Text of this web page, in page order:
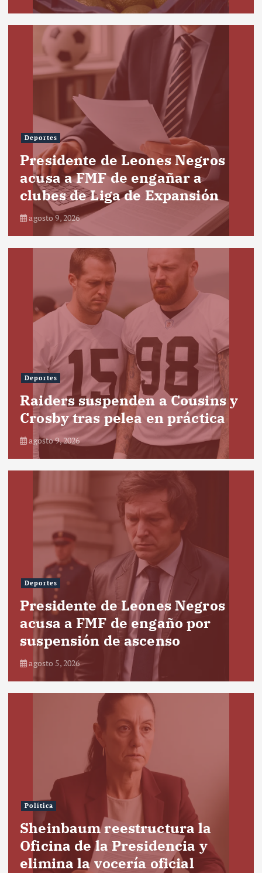
Deportes
Presidente de Leones Negros
acusa a FMF de engañar a
clubes de Liga de Expansión
agosto 9, 2026
Deportes
Raiders suspenden a Cousins y
Crosby tras pelea en práctica
agosto 9, 2026
Deportes
Presidente de Leones Negros
acusa a FMF de engaño por
suspensión de ascenso
agosto 5, 2026
Política
Sheinbaum reestructura la
Oficina de la Presidencia y
elimina la vocería oficial